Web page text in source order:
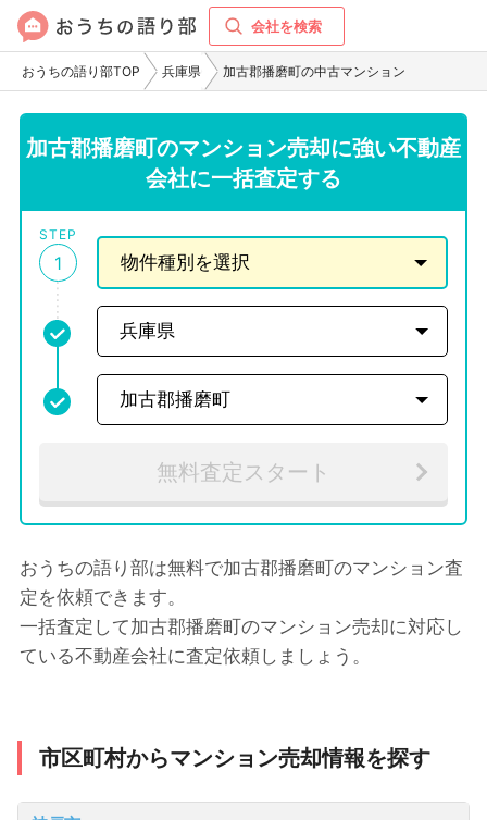
会社を検索
おうちの語り部TOP 兵庫県 加古郡播磨町の中古マンション
加古郡播磨町のマンション売却に強い不動産
会社に一括査定する
STEP
1
無料査定スタート
おうちの語り部は無料で加古郡播磨町のマンション査
定を依頼できます。
一括査定して加古郡播磨町のマンション売却に対応し
ている不動産会社に査定依頼しましょう。
市区町村からマンション売却情報を探す